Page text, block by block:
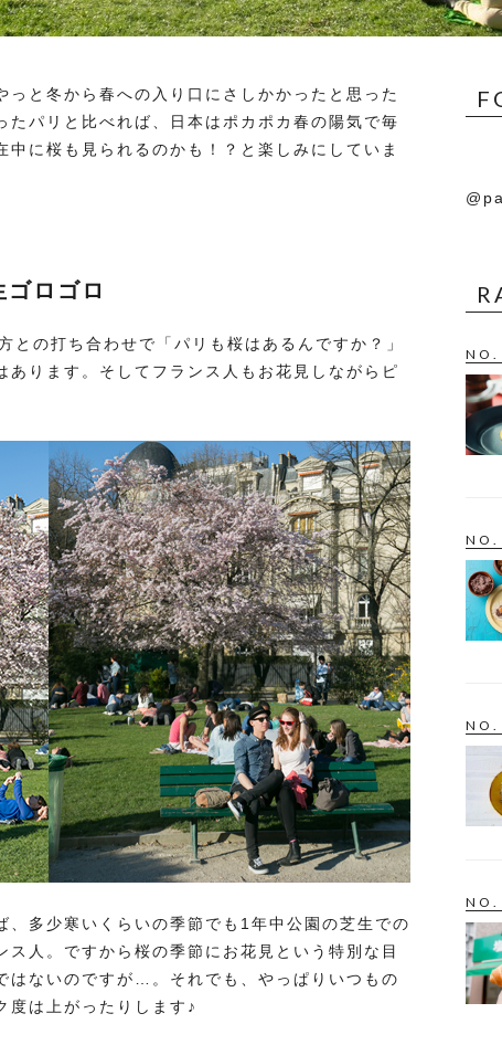
と冬から春への入り口にさしかかったと思った
パリと比べれば、日本はポカポカ春の陽気で毎
に桜も見られるのかも！？と楽しみにしていま
ロゴロ
の打ち合わせで「パリも桜はあるんですか？」
あります。そしてフランス人もお花見しながらピ
、多少寒いくらいの季節でも1年中公園の芝生での
人。ですから桜の季節にお花見という特別な目
はないのですが…。それでも、やっぱりいつもの
度は上がったりします♪
NO.
NO.
NO.
NO.